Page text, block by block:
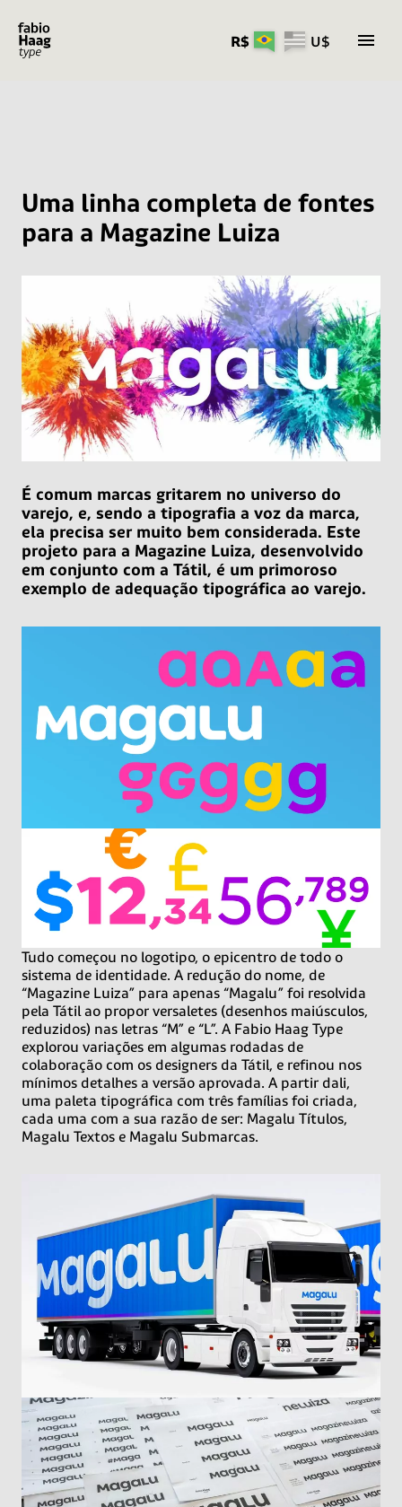
R$ U$
Uma linha completa de fontes
para a Magazine Luiza
É comum marcas gritarem no universo do
varejo, e, sendo a tipografia a voz da marca,
ela precisa ser muito bem considerada. Este
projeto para a Magazine Luiza, desenvolvido
em conjunto com a Tátil, é um primoroso
exemplo de adequação tipográfica ao varejo.
Tudo começou no logotipo, o epicentro de todo o
sistema de identidade. A redução do nome, de
“Magazine Luiza” para apenas “Magalu” foi resolvida
pela Tátil ao propor versaletes (desenhos maiúsculos,
reduzidos) nas letras “M” e “L”. A Fabio Haag Type
explorou variações em algumas rodadas de
colaboração com os designers da Tátil, e refinou nos
mínimos detalhes a versão aprovada. A partir dali,
uma paleta tipográfica com três famílias foi criada,
cada uma com a sua razão de ser: Magalu Títulos,
Magalu Textos e Magalu Submarcas.